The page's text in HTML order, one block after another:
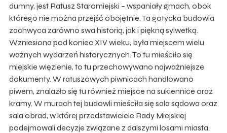
dumny, jest Ratusz Staromiejski – wspaniały gmach, obok
którego nie można przejść obojętnie. Ta gotycka budowla
zachwyca zarówno swa historią, jak i piękną sylwetką.
Wzniesiona pod koniec XIV wieku, była miejscem wielu
ważnych wydarzeń historycznych. To tu mieściło się
miejskie więzienie, to tu przechowywano najważniejsze
dokumenty. W ratuszowych piwnicach handlowano
piwem, znalazło się tu również miejsce na sukiennice oraz
kramy. W murach tej budowli mieściła się sala sądowa oraz
sala obrad, w której przedstawiciele Rady Miejskiej
podejmowali decyzje związane z dalszymi losami miasta.